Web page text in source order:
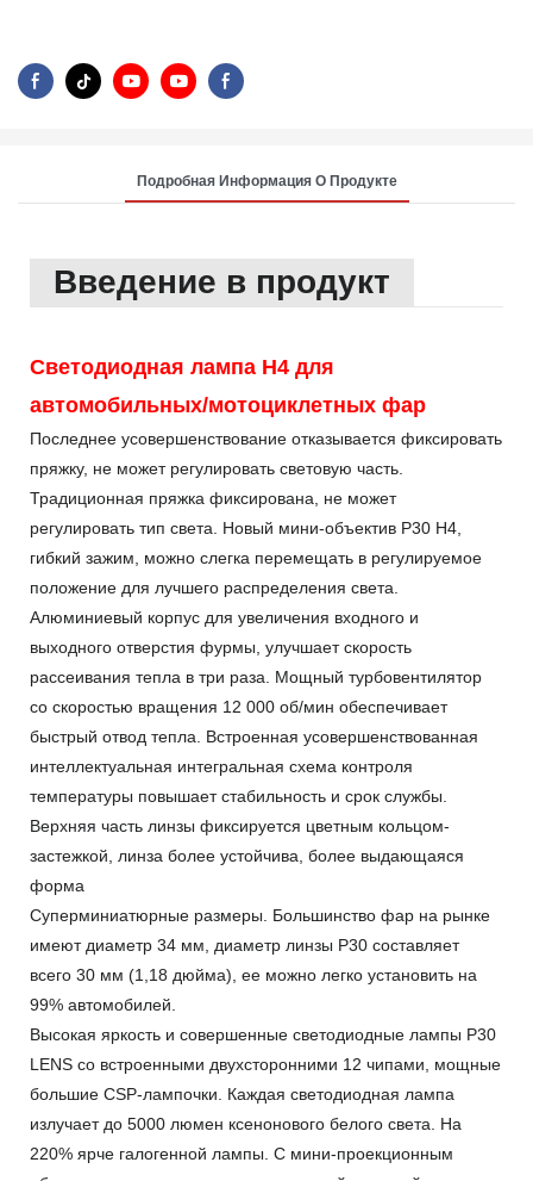
Подробная Информация О Продукте
Введение в продукт
Светодиодная лампа H4 для
автомобильных/мотоциклетных фар
Последнее усовершенствование отказывается фиксировать
пряжку, не может регулировать световую часть.
Традиционная пряжка фиксирована, не может
регулировать тип света. Новый мини-объектив P30 H4,
гибкий зажим, можно слегка перемещать в регулируемое
положение для лучшего распределения света.
Алюминиевый корпус для увеличения входного и
выходного отверстия фурмы, улучшает скорость
рассеивания тепла в три раза. Мощный турбовентилятор
со скоростью вращения 12 000 об/мин обеспечивает
быстрый отвод тепла. Встроенная усовершенствованная
интеллектуальная интегральная схема контроля
температуры повышает стабильность и срок службы.
Верхняя часть линзы фиксируется цветным кольцом-
застежкой, линза более устойчива, более выдающаяся
форма
Суперминиатюрные размеры. Большинство фар на рынке
имеют диаметр 34 мм, диаметр линзы P30 составляет
всего 30 мм (1,18 дюйма), ее можно легко установить на
99% автомобилей.
Высокая яркость и совершенные светодиодные лампы P30
LENS со встроенными двухсторонними 12 чипами, мощные
большие CSP-лампочки. Каждая светодиодная лампа
излучает до 5000 люмен ксенонового белого света. На
220% ярче галогенной лампы. С мини-проекционным